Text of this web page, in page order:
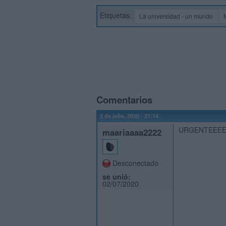
Etiquetas: La universidad - un mundo
Comentarios
2 de julio, 2020 - 21:14
maariaaaa2222
Desconectado
se unió:
02/07/2020
URGENTEEEE